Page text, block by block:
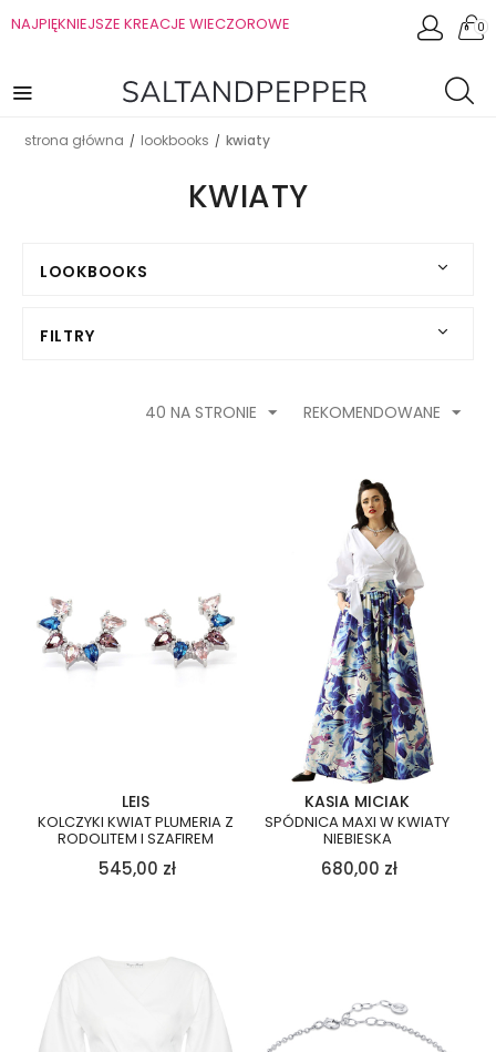
NAJPIĘKNIEJSZE KREACJE WIECZOROWE 0
strona główna / lookbooks / kwiaty
KWIATY
LOOKBOOKS
FILTRY
REKOMENDOWANE
40 NA STRONIE
LEIS
KOLCZYKI KWIAT PLUMERIA Z
RODOLITEM I SZAFIREM
545,00 zł
KASIA MICIAK
SPÓDNICA MAXI W KWIATY
NIEBIESKA
680,00 zł